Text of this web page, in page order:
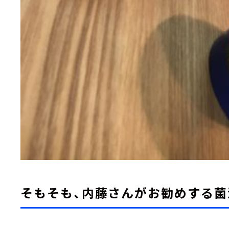
そもそも、内藤さんがお勧めする